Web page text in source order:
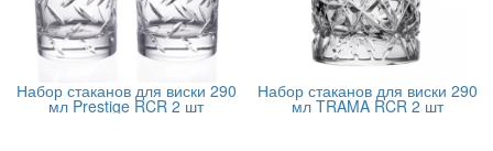
Набор стаканов для виски 290
мл Prestige RCR 2 шт
Набор стаканов для виски 290
мл TRAMA RCR 2 шт